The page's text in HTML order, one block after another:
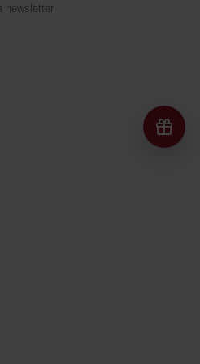
newsletter